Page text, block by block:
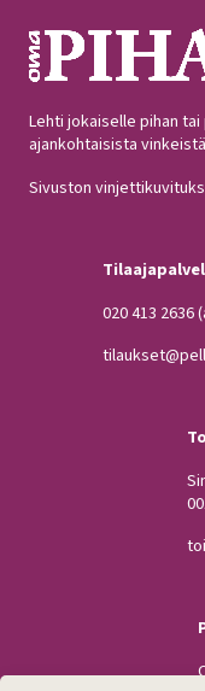
Lehti jokaiselle pihan
ajankohtaisista
Sivuston
020 413 2636